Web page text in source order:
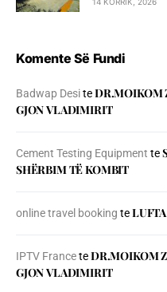
Komente Së Fundi
Badwap DesiteDR.MOIKOM
GJON VLADIMIRIT
Cement Testing Equipment te
SHЁRBIM TЁ KOMBIT
online travel booking te
IPTV FranceteDR.MOIKOM
GJON VLADIMIRIT